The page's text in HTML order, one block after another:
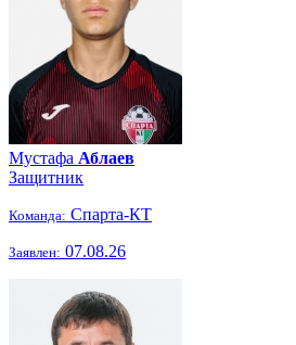
Мустафа Аблаев
Защитник
Команда: Спарта-КТ
Заявлен: 07.08.26